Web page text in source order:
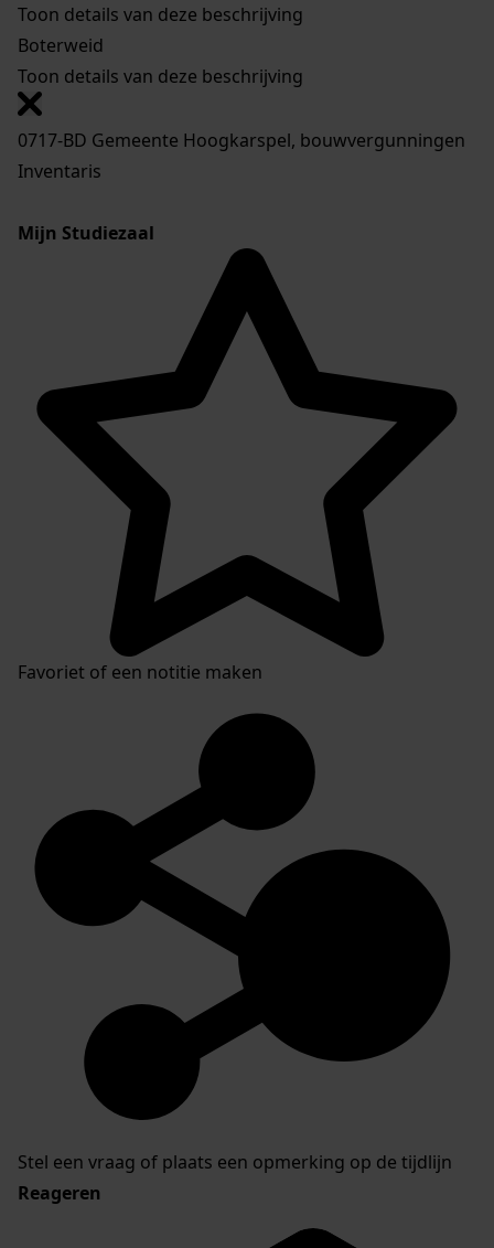
Toon details van deze beschrijving
Boterweid
Toon details van deze beschrijving
0717-BD Gemeente Hoogkarspel, bouwvergunningen
Inventaris
Mijn Studiezaal
Favoriet of een notitie maken
Stel een vraag of plaats een opmerking op de tijdlijn
Reageren